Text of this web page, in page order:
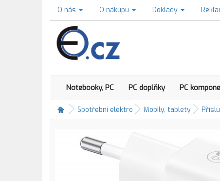
O nás O nákupu Doklady
Notebooky, PC PC doplňky PC
Spotřební elektro Mobily, tablety